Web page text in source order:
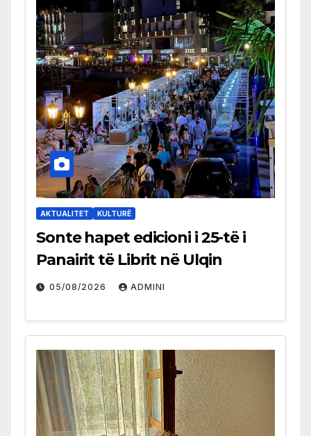
AKTUALITET KULTURË
Sonte hapet edicioni i 25-të i
Panairit të Librit në Ulqin
05/08/2026 ADMINI